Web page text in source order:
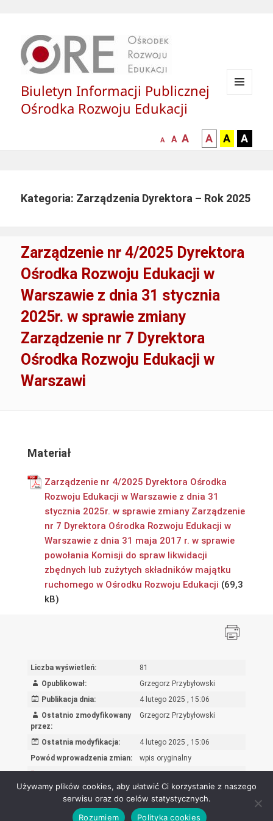
Biuletyn Informacji Publicznej
Ośrodka Rozwoju Edukacji
mniejsza
A
normalna
A
większa-
czcionka
A
kontrast
czarny
tle
A
kontrast
czarny
tle
A
żółty
tle
A
Kategoria: Zarządzenia Dyrektora – Rok 2025
Zarządzenie nr 4/2025 Dyrektora
Ośrodka Rozwoju Edukacji w
Warszawie z dnia 31 stycznia
2025r. w sprawie zmiany
Zarządzenie nr 7 Dyrektora
Ośrodka Rozwoju Edukacji w
Warszawi
Materiał
Zarządzenie nr 4/2025 Dyrektora Ośrodka
Rozwoju Edukacji w Warszawie z dnia 31
stycznia 2025r. w sprawie zmiany Zarządzenie
nr 7 Dyrektora Ośrodka Rozwoju Edukacji w
Warszawie z dnia 31 maja 2017 r. w sprawie
powołania Komisji do spraw likwidacji
zbędnych lub zużytych składników majątku
ruchomego w Ośrodku Rozwoju Edukacji
Liczba wyświetleń:
81
Opublikował:
Grzegorz Przybyłowski
Publikacja dnia:
4 lutego 2025 , 15:06
Ostatnio zmodyfikowany
przez:
Grzegorz Przybyłowski
Ostatnia modyfikacja:
4 lutego 2025 , 15:06
Powód wprowadzenia zmian:
wpis oryginalny
Używamy plików cookies, aby ułatwić Ci korzystanie z naszego
serwisu oraz do celów statystycznych.
Rozumiem
Polityka cookies